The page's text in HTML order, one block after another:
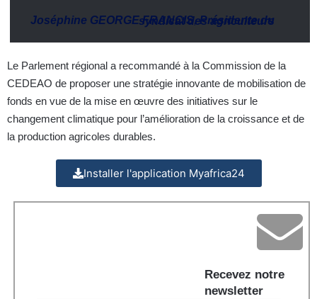
Joséphine GEORGE FRANCIS,
Présidente du syndicat des agriculteurs
Le Parlement régional a recommandé à la Commission de la
CEDEAO de proposer une stratégie innovante de mobilisation de
fonds en vue de la mise en œuvre des initiatives sur le
changement climatique pour l’amélioration de la croissance et de
la production agricoles durables.
Installer l'application Myafrica24
Recevez notre
newsletter